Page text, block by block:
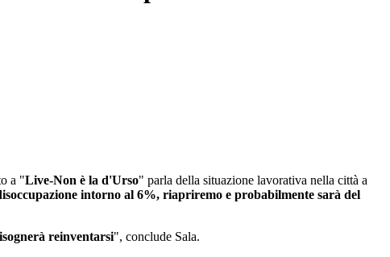
a "Live-Non è la d'Urso" parla della situazione lavorativa nella città a
intorno al 6%, riapriremo e probabilmente sarà del
reinventarsi", conclude Sala.